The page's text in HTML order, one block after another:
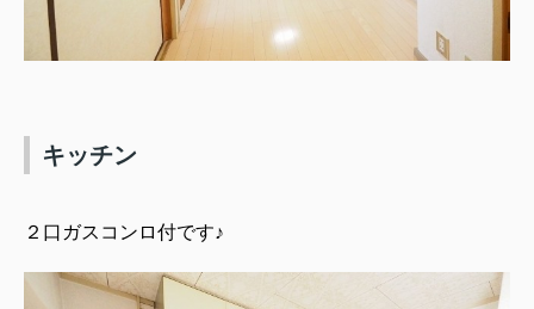
キッチン
２口ガスコンロ付です♪